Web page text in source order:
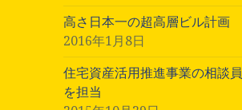
高さ日本一の超高層ビル計画
2016年1月8日
住宅資産活用推進事業の相談員
を担当